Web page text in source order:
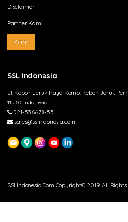
Disclaimer
Partner Kami
Karir
SSL Indonesia
Jl. Kebon Jeruk Raya Komp. Kebon Jeruk
11530 Indonesia
021-536678-55
sales@sslindonesia.com
SSLIndonesia.Com Copyright© 2019. All Rights